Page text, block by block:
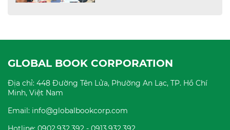
GLOBAL BOOK CORPORATION
Địa chỉ: 448 Đường Tên Lửa, Phường An Lạc, TP. Hồ Chí
Minh, Việt Nam
Email: info@globalbookcorp.com